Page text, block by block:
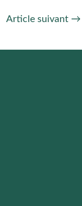
Article suivant →